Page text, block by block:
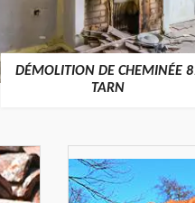
DÉMOLITION DE CHEMINÉE
TARN